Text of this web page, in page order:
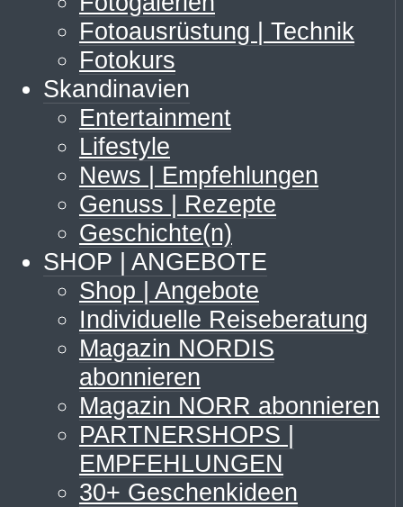
Fotoausrüstung | Technik
Fotokurs
Skandinavien
Entertainment
Lifestyle
News | Empfehlungen
Genuss | Rezepte
Geschichte(n)
SHOP | ANGEBOTE
Shop | Angebote
Individuelle Reiseberatung
Magazin NORDIS
abonnieren
Magazin NORR abonnieren
PARTNERSHOPS |
EMPFEHLUNGEN
30+ Geschenkideen